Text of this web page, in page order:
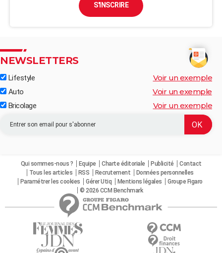
S'INSCRIRE
NEWSLETTERS
Lifestyle Voir un exemple
Auto Voir un exemple
Bricolage Voir un exemple
Qui sommes-nous ? Equipe Charte éditoriale Publicité
Contact
Tous les articles
RSS Recrutement
Données personnelles
Paramétrer les cookies
Gérer Utiq Mentions légales
Groupe Figaro
© 2026 CCM Benchmark